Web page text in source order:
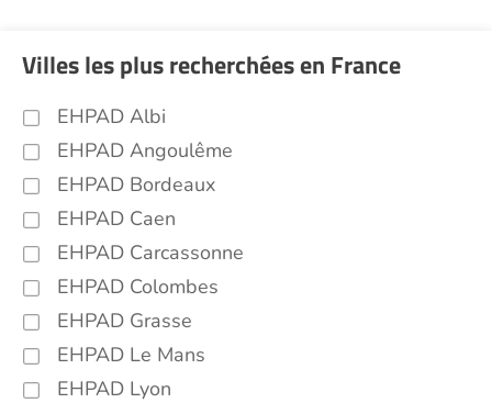
Villes les plus recherchées en France
EHPAD Albi
EHPAD Angoulême
EHPAD Bordeaux
EHPAD Caen
EHPAD Carcassonne
EHPAD Colombes
EHPAD Grasse
EHPAD Le Mans
EHPAD Lyon